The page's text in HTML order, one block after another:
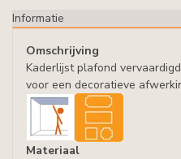
Informatie
Omschrijving
Kaderlijst plafond
voor een decoratieve
Materiaal